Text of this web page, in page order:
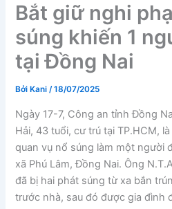
Bắt giữ nghi
súng khiến 1
tại Đồng Nai
Bởi Kani/18/07/2025
Ngày 17-7, Công an tỉnh Đồng
Hải, 43 tuổi, cư trú tại TP.HCM,
quan vụ nổ súng làm một người
xã Phú Lâm, Đồng Nai. Ông
đã bị hai phát súng từ xa bắn
trước nhà, sau đó được gia đình